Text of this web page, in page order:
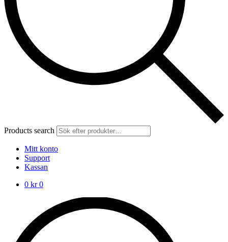
Products search
Mitt konto
Support
Kassan
0 kr 0